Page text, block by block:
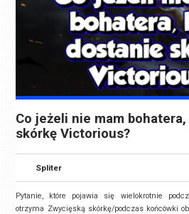
Co jeżeli nie mam
skórkę Victorious?
Spliter
Pytanie, które pojawia się wielokrotnie
otrzyma Zwycięską skórkę/podczas końcówki